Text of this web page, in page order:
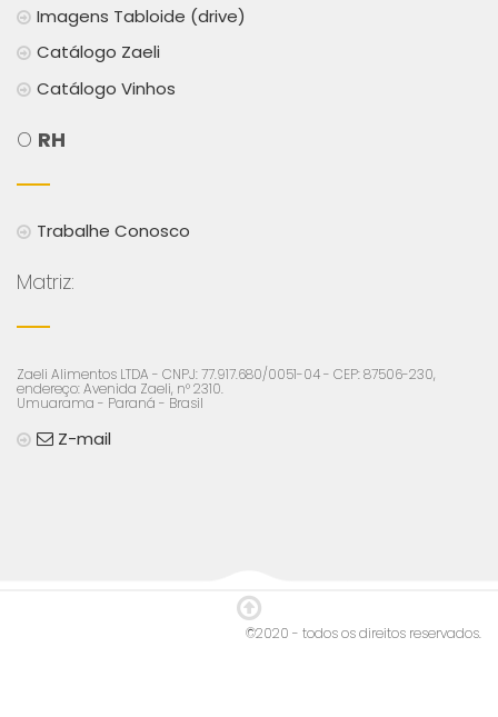
Imagens Tabloide (drive)
Catálogo Zaeli
Catálogo Vinhos
O RH
Trabalhe Conosco
Matriz:
Zaeli Alimentos LTDA - CNPJ: 77.917.680/0051-04 - CEP: 87506-230,
endereço: Avenida Zaeli, n° 2310.
Umuarama - Paraná - Brasil
Z-mail
©2020 - todos os direitos reservados.